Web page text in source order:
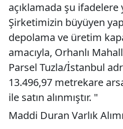
açıklamada şu ifadelere
Şirketimizin büyüyen
depolama ve üretim
amacıyla, Orhanlı
Parsel Tuzla/İstanbul
13.496,97 metrekare
ile satın alınmıştır. "
Maddi Duran Varlık Alımı